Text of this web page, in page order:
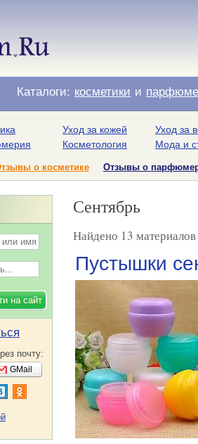
Каталоги: косметики и
Уход за кожей
Косметология
Уход за
Мода и
о косметике Отзывы о
Сентябрь
Найдено 13
Пустышки
почту:
GMail